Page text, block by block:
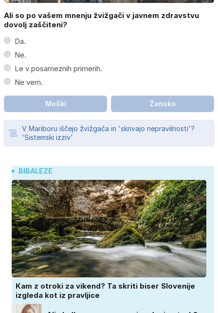
Ali so po vašem mnenju žvižgači v javnem zdravstvu
dovolj zaščiteni?
Da.
Ne.
Le v posameznih primerih.
Ne vem.
Moški Ženska
V Mariboru iščejo žvižgača in 'skrivajo nepravilnosti'?
'Sistemski izziv'
BIBALEZE
Kam z otroki za vikend? Ta skriti biser Slovenije
izgleda kot iz pravljice